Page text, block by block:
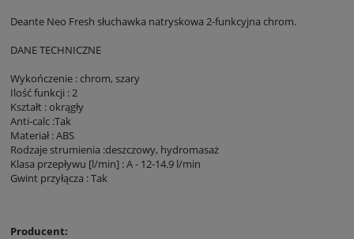
Deante Neo Fresh słuchawka natryskowa 2-funkcyjna chrom.
DANE TECHNICZNE
Wykończenie : chrom, szary
Ilość funkcji : 2
Kształt : okrągły
Anti-calc :Tak
Materiał : ABS
Rodzaje strumienia :deszczowy, hydromasaż
Klasa przepływu [l/min] : A - 12-14.9 l/min
Gwint przyłącza : Tak
Producent: